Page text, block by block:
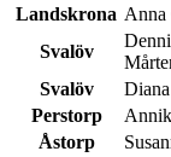
Landskrona Anna
Svalöv
Svalöv
Perstorp
Åstorp